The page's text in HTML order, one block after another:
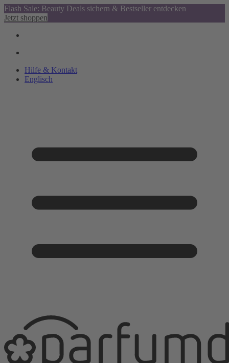
Flash Sale: Beauty Deals sichern & Bestseller entdecken
Jetzt shoppen
Hilfe & Kontakt
Englisch